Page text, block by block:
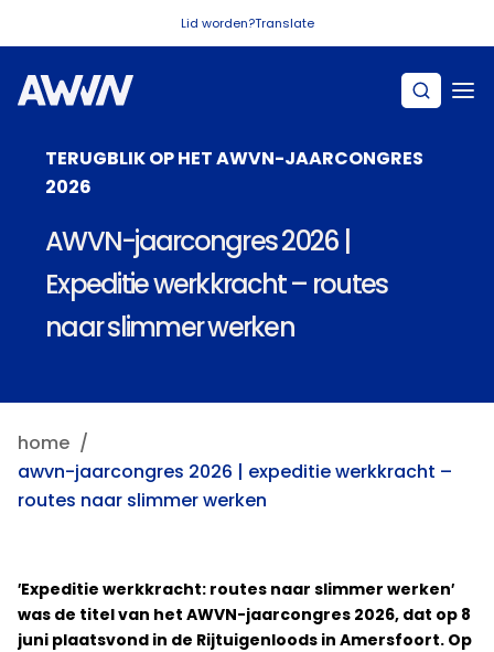
Lid worden?Translate
TERUGBLIK OP HET AWVN-JAARCONGRES
2026
AWVN-jaarcongres 2026 |
Expeditie werkkracht – routes
naar slimmer werken
home
awvn-jaarcongres 2026 | expeditie werkkracht –
routes naar slimmer werken
′Expeditie werkkracht: routes naar slimmer werken′
was de titel van het AWVN-jaarcongres 2026, dat op 8
juni plaatsvond in de Rijtuigenloods in Amersfoort. Op